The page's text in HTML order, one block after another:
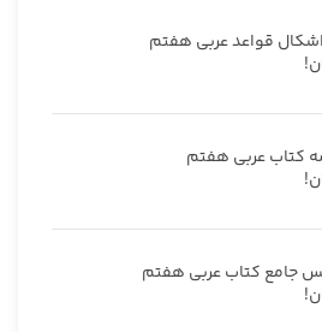
قواعد عربی هفتم
کتاب عربی هفتم
جامع کتاب عربی هفتم